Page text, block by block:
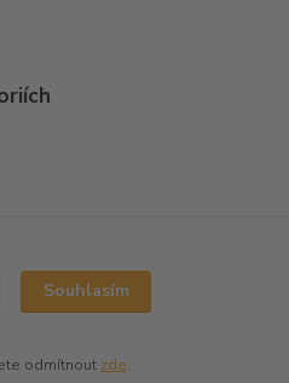
Souhlasím
odmítnout zde.